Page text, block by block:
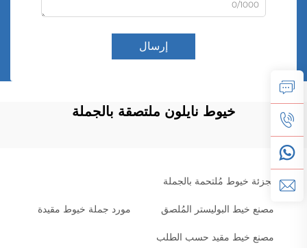
0/1000
إرسال
خيوط نايلون ملتصقة بالجملة
تجزئة خيوط مُلتحمة بالجملة
مصنع خيط البوليستر المُلصق مورد جملة خيوط مقيدة
مصنع خيط مقيد حسب الطلب